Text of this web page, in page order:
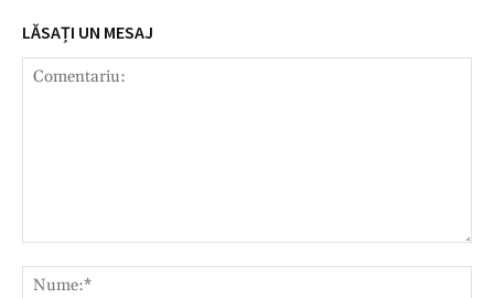
LĂSAȚI UN MESAJ